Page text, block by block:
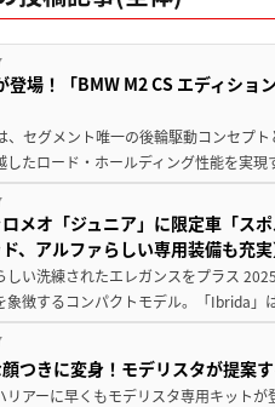
登場！「BMW M2 CS エディシ
、セグメント唯一の後輪駆動コンセプ
したロード・ホールディング性能を実
メオ「ジュニア」に限定車「ス
、アルファらしい専用装備も充実
しい洗練されたエレガンスをプラス
象徴するコンパクトモデル。「Ibrida
つきに変身！モデリスタが提案
リアーに早くもモデリスタ専用キット